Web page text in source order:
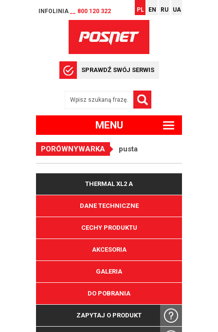
INFOLINIA __ 800 120 322 PL EN RU UA
SPRAWDŹ SWÓJ SERWIS
MENU
PORÓWNYWARKA pusta
THERMAL XL2 A
DANE TECHNICZNE
CECHY PRODUKTU
AKCESORIA
GALERIA
DO POBRANIA
ZAPYTAJ O PRODUKT